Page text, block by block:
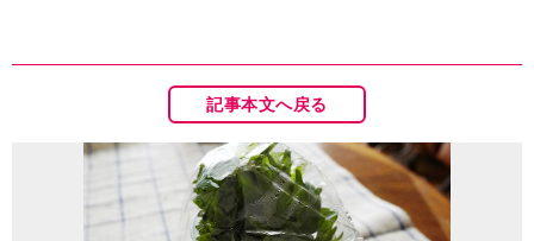
記事本文へ戻る